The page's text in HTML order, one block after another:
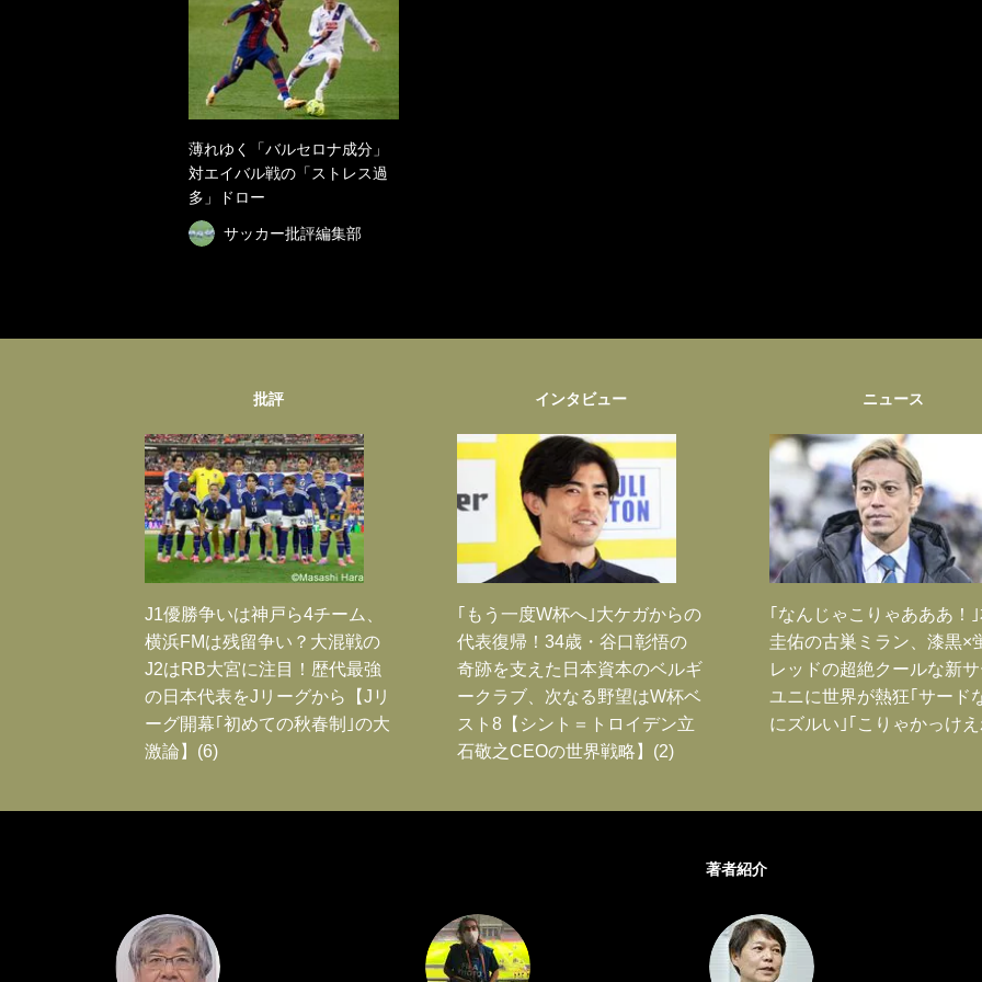
薄れゆく「バルセロナ成分」
対エイバル戦の「ストレス過
多」ドロー
サッカー批評編集部
批評
J1優勝争いは神戸ら4チーム、
横浜FMは残留争い？大混戦の
J2はRB大宮に注目！歴代最強
の日本代表をJリーグから【Jリ
ーグ開幕｢初めての秋春制｣の大
激論】(6)
インタビュー
｢もう一度W杯へ｣大ケガからの
代表復帰！34歳・谷口彰悟の
奇跡を支えた日本資本のベルギ
ークラブ、次なる野望はW杯ベ
スト8【シント＝トロイデン立
石敬之CEOの世界戦略】(2)
ニュース
｢なんじゃこりゃあああ！
圭佑の古巣ミラン、漆黒×
レッドの超絶クールな新
ユニに世界が熱狂｢サード
にズルい｣｢こりゃかっけ
著者紹介